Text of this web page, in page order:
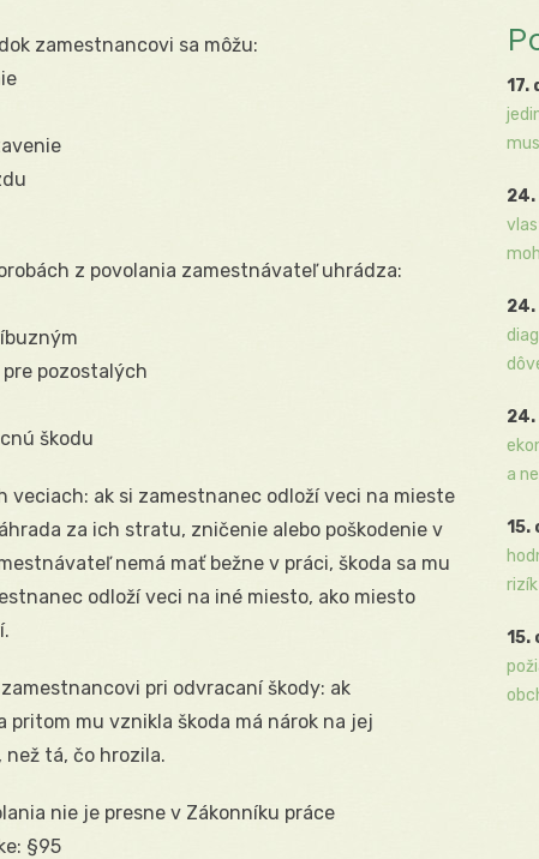
zamestnancovi sa môžu:
z povolania zamestnávateľ uhrádza:
pozostalých
škodu
veciach: ak si zamestnanec odloží veci na mieste
za ich stratu, zničenie alebo poškodenie v
nemá mať bežne v práci, škoda sa mu
odloží veci na iné miesto, ako miesto
pri odvracaní škody: ak
mu vznikla škoda má nárok na jej
tá, čo hrozila.
nie je presne v Zákonníku práce
§95
17.
a
15.
15.